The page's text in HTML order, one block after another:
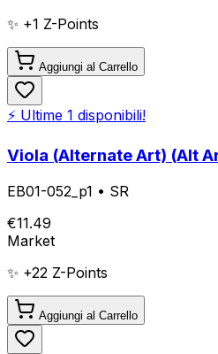
✨ +1 Z-Points
Aggiungi al Carrello
⚡ Ultime 1 disponibili!
Viola (Alternate Art) (Alt
EB01-052_p1 • SR
€11.49
Market
✨ +22 Z-Points
Aggiungi al Carrello